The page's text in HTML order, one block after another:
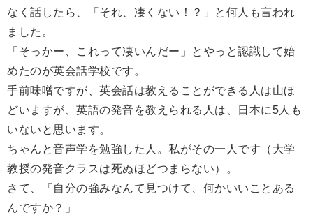
なく話したら、「それ、凄くない！？」と何人も言われ
ました。
「そっかー、これって凄いんだー」とやっと認識して始
めたのが英会話学校です。
手前味噌ですが、英会話は教えることができる人は山ほ
どいますが、英語の発音を教えられる人は、日本に5人も
いないと思います。
ちゃんと音声学を勉強した人。私がその一人です（大学
教授の発音クラスは死ぬほどつまらない）。
さて、「自分の強みなんて見つけて、何かいいことある
んですか？」